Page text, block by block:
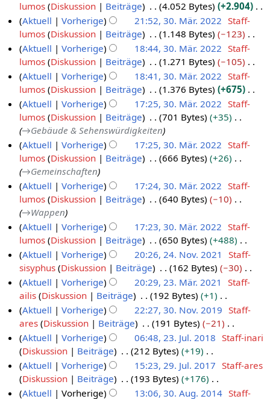
s
s
u
n
g
m
e
n
f
a
s
s
u
n
g
a
m
m
e
n
f
a
s
s
u
n
g
u
s
a
m
m
e
n
f
a
s
s
u
n
g
s
z
u
s
a
m
m
e
n
f
a
s
s
u
n
g
3
n
g
s
z
u
s
a
m
m
e
n
f
a
s
s
u
n
g
t
u
n
g
s
z
u
s
a
m
m
e
n
f
a
s
s
u
n
g
n
e
B
e
a
b
e
i
t
u
n
g
s
z
u
s
a
m
m
e
n
f
a
s
s
u
n
g
e
i
n
e
B
e
a
b
e
i
t
u
n
g
s
z
u
s
a
m
m
e
n
f
a
s
s
u
n
lumos Diskussion Beiträge 4.052 Bytes
+2.904
K
e
i
n
e
B
e
a
r
b
e
i
t
u
n
g
s
z
u
s
a
m
m
e
n
f
a
s
s
Aktuell Vorherige 21:52, 30. Mär. 2022 Staff-
lumos Diskussion Beiträge 1.148 Bytes
−123
K
e
i
n
e
B
e
a
r
b
e
i
t
u
n
g
s
z
u
s
a
m
m
e
n
f
a
Aktuell Vorherige 18:44, 30. Mär. 2022 Staff-
lumos Diskussion Beiträge 1.271 Bytes
−105
K
e
i
n
e
B
e
a
r
b
e
i
t
u
n
g
s
z
u
s
a
m
m
e
n
Aktuell Vorherige 18:41, 30. Mär. 2022 Staff-
lumos Diskussion Beiträge 1.376 Bytes
+675
K
e
i
n
e
B
e
a
r
b
e
t
u
n
g
s
z
u
s
a
m
m
Aktuell Vorherige 17:25, 30. Mär. 2022 Staff-
lumos Diskussion Beiträge 701 Bytes
+35
→Gebäude & Sehenswürdigkeiten
Aktuell
Vorherige 17:25, 30. Mär. 2022 Staff-
lumos Diskussion Beiträge 666 Bytes
+26
→Gemeinschaften
Aktuell
Vorherige 17:24, 30. Mär. 2022 Staff-
lumos Diskussion Beiträge 640 Bytes
−10
→Wappen
Aktuell
Vorherige 17:23, 30. Mär. 2022 Staff-
lumos Diskussion Beiträge 650 Bytes
+488
K
e
i
n
e
B
e
a
r
b
e
4
N
v
m
e
Aktuell Vorherige 20:26, 24. Nov. 2021
Staff-
sisyphus Diskussion Beiträge 162 Bytes
−30
K
e
i
n
e
B
e
a
r
3
M
2
Aktuell Vorherige 20:29, 23. Mär. 2021
Staff-
ailis Diskussion Beiträge 192 Bytes
+1
K
e
i
n
e
B
e
0
N
v
Aktuell Vorherige 22:27, 30. Nov. 2019 Staff-
ares Diskussion Beiträge 191 Bytes
−21
K
e
i
n
e
3
J
Aktuell Vorherige 06:48, 23. Jul. 2018 Staff-inari
Diskussion
Beiträge 212 Bytes
+19
K
e
i
9
Aktuell Vorherige 15:23, 29. Jul. 2017 Staff-ares
Diskussion
Beiträge 193 Bytes
+176
KAktuell Vorherige 13:06, 30. Aug. 2014 Staff-